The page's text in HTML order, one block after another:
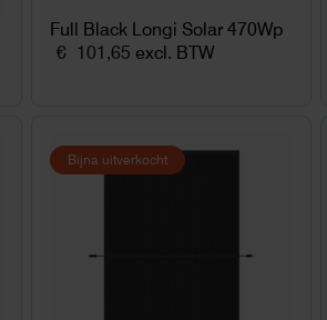
Full Black Longi Solar 470Wp
€ 101,65 excl. BTW
Bijna uitverkocht